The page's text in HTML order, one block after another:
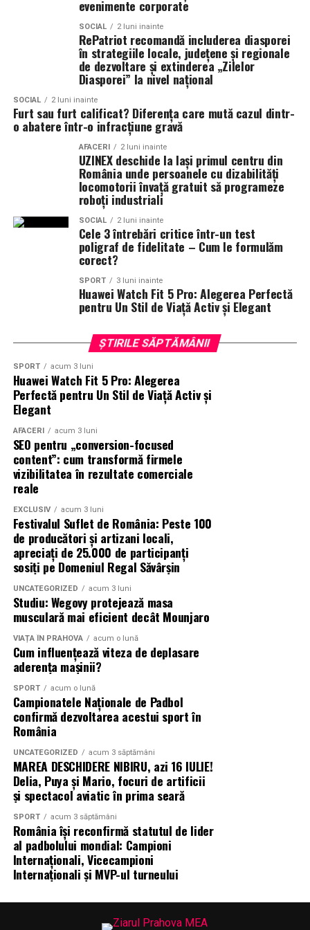
CORPORATION WEB DESIGN, CLIMA FREON
: CLINICA RMN TINERETULUI; CLINICA
IMAMED; OMV PETROM; MIKO BEAUTY PALACE;
ȘERBAN & ASOCIAȚII; ESTEEM BODY SCULPT & SPA;
PIZZERIA VOLARE; MERLIN’S; DOWNTOWN FITNESS
MATEI BASARAB; THE COFFEE HOUSE; CLAUMAR
PESCAR; UNIVERSITATEA DE ȘTIINȚE AGRONOMICE
ȘI MEDICINĂ VETERINARĂ BUCUREȘTI
: AUTO ITALIA IMPEX SRL; KGM BUCUREȘTI
– SMT PALLADY; RAZELM LUXURY RESORT –
JURILOVCA; SCEMTOVICI & BENOWITZ GALLERY;
CREATIVE AVOCADOS; ALCHEMICO.
Partener social: Asociația „România Zâmbește”.
T.R.I.B.E. Films.
www.facebook.com/TribeFilms.ro–
www.instagram.com/tribefilms.ro/
Partener media principal:VIRGIN RADIO ROMANIA
Parteneri media :CineFan,News.ro
Nopți,Cinemap, Revista
FILM,Playtech
Magazine,Filme-carti
Movienator ,Munteanu.
Alegerea formatiei potrivite este una dintre cele mai
importante decizii ale mirilor si poate face diferenta
dintre o nunta frumoasa si una memorabila.
evenimente corporate
SOCIAL 2 luni inainte
RePatriot recomandă includerea diasporei
în strategiile locale, județene și regionale
de dezvoltare și extinderea „Zilelor
Diasporei” la nivel național
SOCIAL 2 luni inainte
Furt sau furt calificat? Diferența care mută cazul dintr-
o abatere într-o infracțiune gravă
AFACERI 2 luni inainte
UZINEX deschide la Iași primul centru din
România unde persoanele cu dizabilități
locomotorii învață gratuit să programeze
roboți industriali
SOCIAL 2 luni inainte
Cele 3 întrebări critice într-un test
poligraf de fidelitate – Cum le formulăm
corect?
SPORT 3 luni inainte
Huawei Watch Fit 5 Pro: Alegerea Perfectă
pentru Un Stil de Viață Activ și Elegant
ȘTIRILE SĂPTĂMÂNII
SPORT acum 3 luni
Huawei Watch Fit 5 Pro: Alegerea
Perfectă pentru Un Stil de Viață Activ și
Elegant
AFACERI acum 3 luni
SEO pentru „conversion-focused
content”: cum transformă firmele
vizibilitatea în rezultate comerciale
reale
EXCLUSIV acum 3 luni
Festivalul Suflet de România: Peste 100
de producători și artizani locali,
apreciați de 25.000 de participanți
sosiți pe Domeniul Regal Săvârșin
UNCATEGORIZED acum 3 luni
Studiu: Wegovy protejează masa
musculară mai eficient decât Mounjaro
VIAȚA ÎN PRAHOVA acum o lună
Cum influențează viteza de deplasare
aderența mașinii?
SPORT acum o lună
Campionatele Naționale de Padbol
confirmă dezvoltarea acestui sport în
România
UNCATEGORIZED acum 3 săptămâni
MAREA DESCHIDERE NIBIRU, azi 16 IULIE!
Delia, Puya și Mario, focuri de artificii
și spectacol aviatic în prima seară
SPORT acum 3 săptămâni
România își reconfirmă statutul de lider
al padbolului mondial: Campioni
Internaționali, Vicecampioni
Internaționali și MVP-ul turneului